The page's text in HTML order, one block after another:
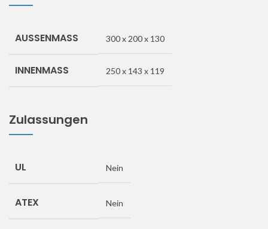
AUSSENMASS 300 x 200 x 130
INNENMASS 250 x 143 x 119
Zulassungen
UL Nein
ATEX Nein